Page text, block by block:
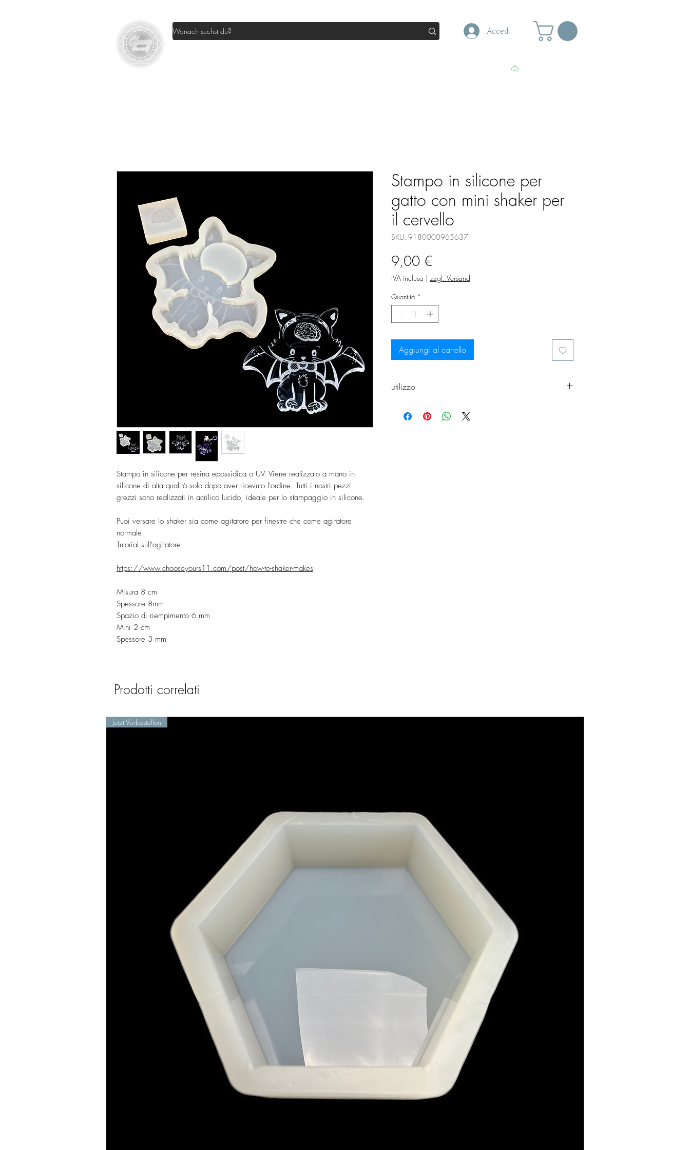
Accedi
Stampo in silicone per resina epossidica o UV. Viene realizzato a mano in
silicone di alta qualità solo dopo aver ricevuto l'ordine. Tutti i nostri pezzi
grezzi sono realizzati in acrilico lucido, ideale per lo stampaggio in silicone.
Puoi versare lo shaker sia come agitatore per finestre che come agitatore
normale.
Tutorial sull'agitatore
https://www.chooseyours11.com/post/how-to-shaker-makes
Misura 8 cm
Spessore 8mm
Spazio di riempimento 6 mm
Mini 2 cm
Spessore 3 mm
Stampo in silicone per
gatto con mini shaker per
il cervello
SKU: 9180000965637
9,00 €
IVA inclusa | zzgl. Versand
Quantità *
Aggiungi al carrello
utilizzo
per finestre che come normale agitatore. Per
Prodotti correlati
Jetzt Vorbestellen